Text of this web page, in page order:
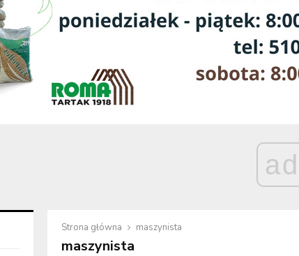
ad
Strona główna maszynista
maszynista